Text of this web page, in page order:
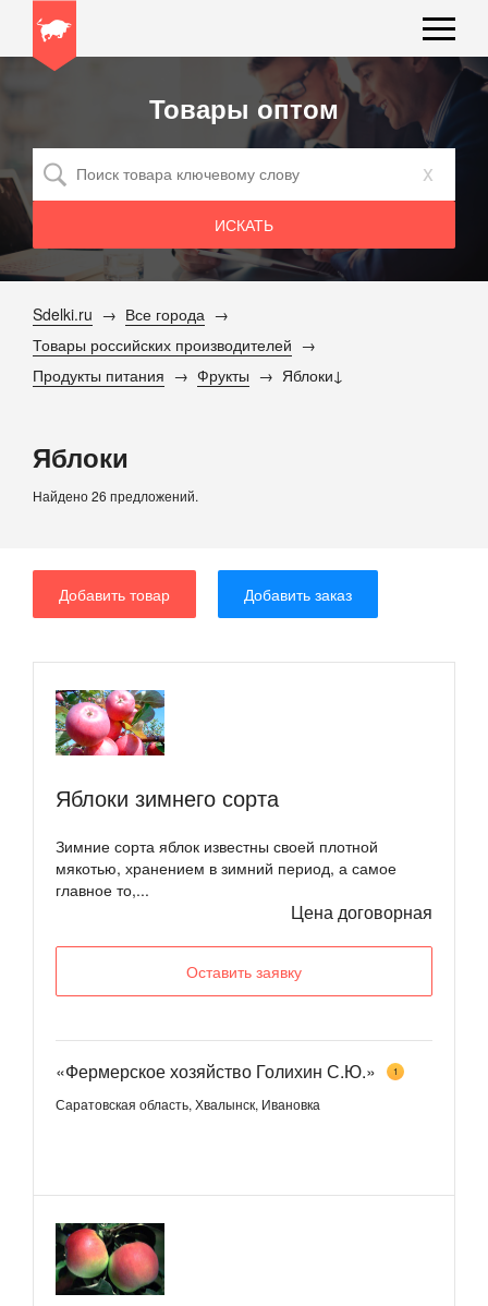
Товары оптом
x
Sdelki.ru
Все города
Товары российских производителей
Продукты питания
Фрукты Яблоки
Яблоки
Найдено 26 предложений.
Добавить товар Добавить заказ
Яблоки зимнего сорта
Зимние сорта яблок известны своей плотной
мякотью, хранением в зимний период, а самое
главное то,...
Цена договорная
Оставить заявку
«Фермерское хозяйство Голихин С.Ю.» 1
Саратовская область, Хвалынск, Ивановка